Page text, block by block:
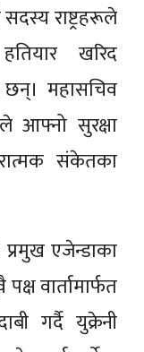
राष्ट्रहरूले
खरिद
महासचिव
आफ्नो सुरक्षा
संकेतका
एजेन्डाका
वार्तामार्फत
गर्दै युक्रेनी